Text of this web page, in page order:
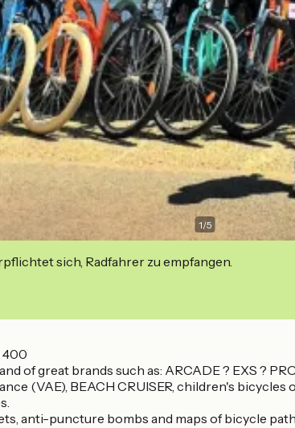
1/5
sich, Radfahrer zu empfangen.
400
of great brands such as: ARCADE ? EXS ?
(VAE), BEACH CRUISER, children's
anti-puncture bombs and maps of bicycle